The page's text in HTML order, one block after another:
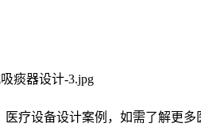
医疗设备设计案例，如需了解更多